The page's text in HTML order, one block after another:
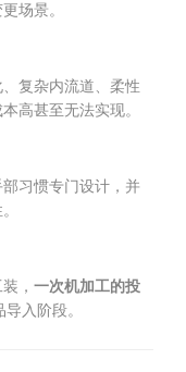
场景。
复杂内流道、柔性
高甚至无法实现。
习惯专门设计，并
， 一次机加工的投
导入阶段。